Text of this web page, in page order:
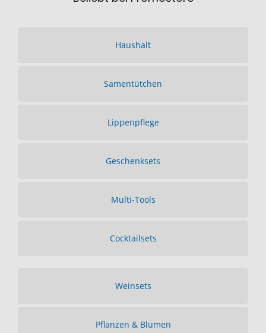
Haushalt
Samentütchen
Lippenpflege
Geschenksets
Multi-Tools
Cocktailsets
Weinsets
Pflanzen & Blumen